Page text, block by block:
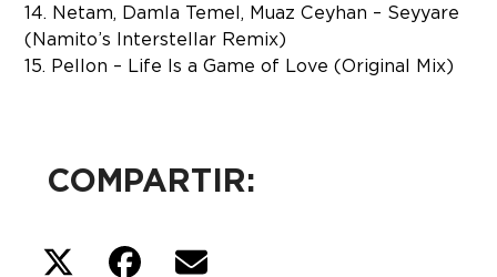
14. Netam, Damla Temel, Muaz Ceyhan – Seyyare
(Namito’s Interstellar Remix)
15. Pellon – Life Is a Game of Love (Original Mix)
COMPARTIR: